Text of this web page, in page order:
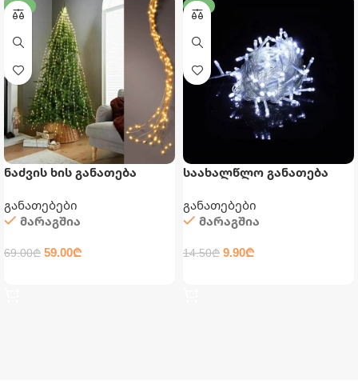
-14%
ნაძვის ხის განათება
განათებები
მარაგშია
69.00₾ 59.00₾
-32%
საახალწლო განათება
განათებები
მარაგშია
14.50₾ 9.90₾